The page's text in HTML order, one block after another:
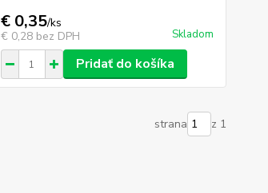
€ 0,35/ks
€ 0,28 bez DPH Skladom
Pridať do košíka
strana z 1